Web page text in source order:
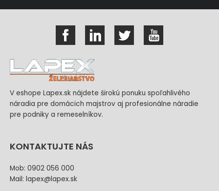
V eshope Lapex.sk nájdete širokú ponuku spoľahlivého
náradia pre domácich majstrov aj profesionálne náradie
pre podniky a remeselníkov.
KONTAKTUJTE NÁS
Mob: 0902 056 000
Mail: lapex@lapex.sk